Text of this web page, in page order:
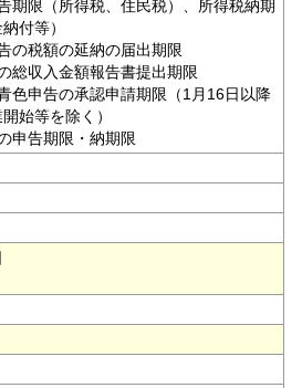
期限（所得税、住民税）、所得税納期
付等）
の税額の延納の届出期限
総収入金額報告書提出期限
色申告の承認申請期限（1月16日以降
始等を除く）
申告期限・納期限